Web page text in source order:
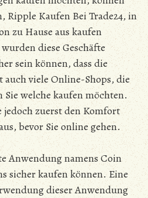
Ripple Kaufen Bei Trade24, in
zu Hause aus kaufen
diese Geschäfte
sein können, dass die
viele Online-Shops, die
welche kaufen möchten.
jedoch zuerst den Komfort
bevor Sie online gehen.
Anwendung namens Coin
sicher kaufen können. Eine
dieser Anwendung